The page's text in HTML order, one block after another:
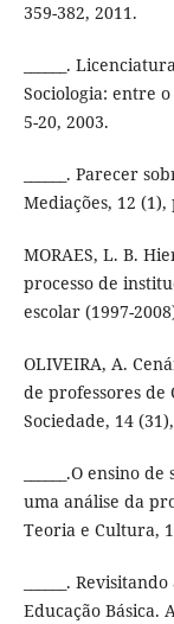
359-382, 2011.
______.
Sociologia: entre
5-20, 2003.
______. Parecer
Mediações, 12 (1),
MORAES, L. B.
processo de
escolar (1997-
OLIVEIRA, A.
de professores de
Sociedade, 14
______.O ensino
uma análise da
Teoria e Cultura,
______.
Educação Básica.